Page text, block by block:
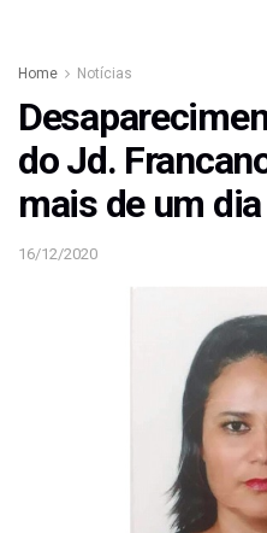
Home Notícias
do Jd.
mais de um dia
16/12/2020